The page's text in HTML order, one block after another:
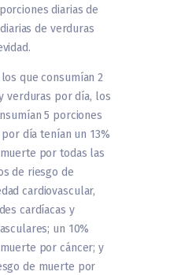
diarias de
de verduras
que consumían 2
verduras por día, los
5 porciones
día tenían un 13%
por todas las
de riesgo de
cardiovascular,
cardíacas y
un 10%
por cáncer; y
de muerte por